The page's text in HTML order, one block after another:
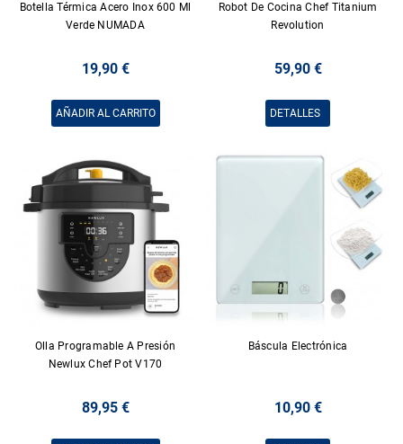
Botella Térmica Acero Inox 600 Ml
Verde NUMADA
19,90 €
AÑADIR AL CARRITO
Robot De Cocina Chef Titanium
Revolution
59,90 €
DETALLES
Olla Programable A Presión
Newlux Chef Pot V170
89,95 €
Báscula Electrónica
10,90 €